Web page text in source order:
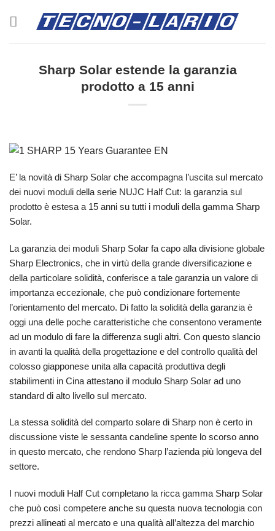
Sharp Solar estende la garanzia
prodotto a 15 anni
E’ la novità di Sharp Solar che accompagna l’uscita sul mercato
dei nuovi moduli della serie NUJC Half Cut: la garanzia sul
prodotto è estesa a 15 anni su tutti i moduli della gamma Sharp
Solar.
La garanzia dei moduli Sharp Solar fa capo alla divisione globale
Sharp Electronics, che in virtù della grande diversificazione e
della particolare solidità, conferisce a tale garanzia un valore di
importanza eccezionale, che può condizionare fortemente
l’orientamento del mercato. Di fatto la solidità della garanzia è
oggi una delle poche caratteristiche che consentono veramente
ad un modulo di fare la differenza sugli altri. Con questo slancio
in avanti la qualità della progettazione e del controllo qualità del
colosso giapponese unita alla capacità produttiva degli
stabilimenti in Cina attestano il modulo Sharp Solar ad uno
standard di alto livello sul mercato.
La stessa solidità del comparto solare di Sharp non è certo in
discussione viste le sessanta candeline spente lo scorso anno
in questo mercato, che rendono Sharp l’azienda più longeva del
settore.
I nuovi moduli Half Cut completano la ricca gamma Sharp Solar
che può così competere anche su questa nuova tecnologia con
prezzi allineati al mercato e una qualità all’altezza del marchio